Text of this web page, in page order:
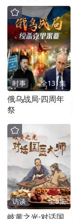
时事 全131集
俄乌战局·四周年
祭
访谈 全5集